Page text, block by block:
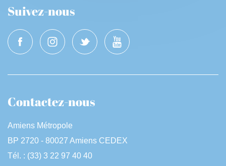
Suivez-nous
Contactez-nous
Amiens Métropole
BP 2720 - 80027 Amiens CEDEX
Tél. : (33) 3 22 97 40 40